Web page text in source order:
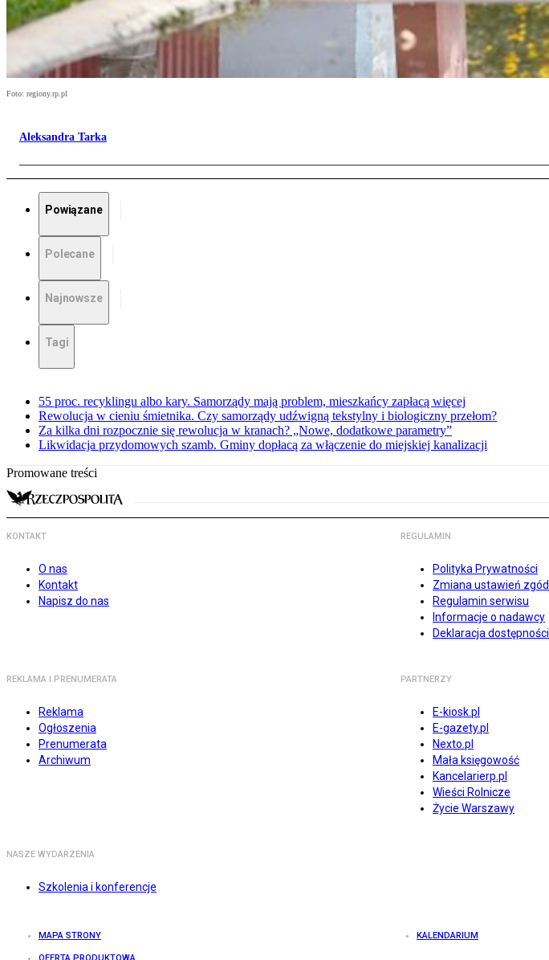
Foto: regiony.rp.pl
Aleksandra Tarka
Powiązane
Polecane
Najnowsze
Tagi
55 proc. recyklingu albo kary. Samorządy mają problem, mieszkańcy zapłacą więcej
Rewolucja w cieniu śmietnika. Czy samorządy udźwigną tekstylny i biologiczny przełom?
Za kilka dni rozpocznie się rewolucja w kranach? „Nowe, dodatkowe parametry”
Likwidacja przydomowych szamb. Gminy dopłacą za włączenie do miejskiej kanalizacji
Promowane treści
KONTAKT
O nas
Kontakt
Napisz do nas
REGULAMIN
Polityka Prywatności
Zmiana ustawień zgód
Regulamin serwisu
Informacje o nadawcy
Deklaracja dostępności
REKLAMA I PRENUMERATA
Reklama
Ogłoszenia
Prenumerata
Archiwum
PARTNERZY
E-kiosk.pl
E-gazety.pl
Nexto.pl
Mała księgowość
Kancelarierp.pl
Wieści Rolnicze
Życie Warszawy
NASZE WYDARZENIA
Szkolenia i konferencje
MAPA STRONY KALENDARIUM